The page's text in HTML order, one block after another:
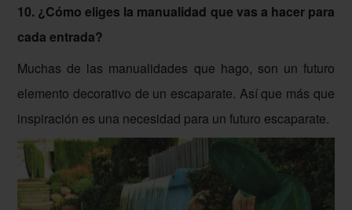
10. ¿Cómo eliges la manualidad que vas a hacer para
cada entrada?
Muchas de las manualidades que hago, son un futuro
elemento decorativo de un escaparate. Así que más que
inspiración es una necesidad para un futuro escaparate.